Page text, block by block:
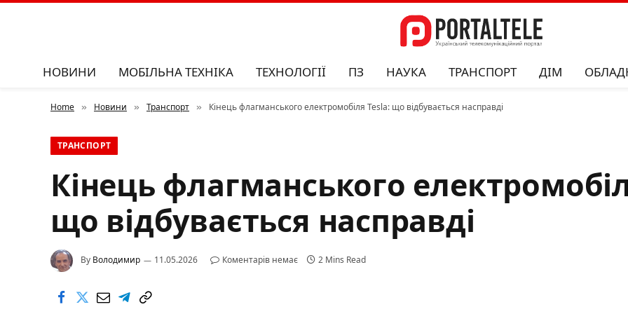
НОВИНИ МОБІЛЬНА ТЕХНІКА ТЕХНОЛОГІЇ ПЗ НАУКА ТРАНСПОРТ ДІМ
Home » Новини » Транспорт » Кінець флагманського електромобіля Tesla: що відбувається насправді
ТРАНСПОРТ
Кінець флагманського
що відбувається насправді
By Володимир 11.05.2026 Коментарів немає 2 Mins Read